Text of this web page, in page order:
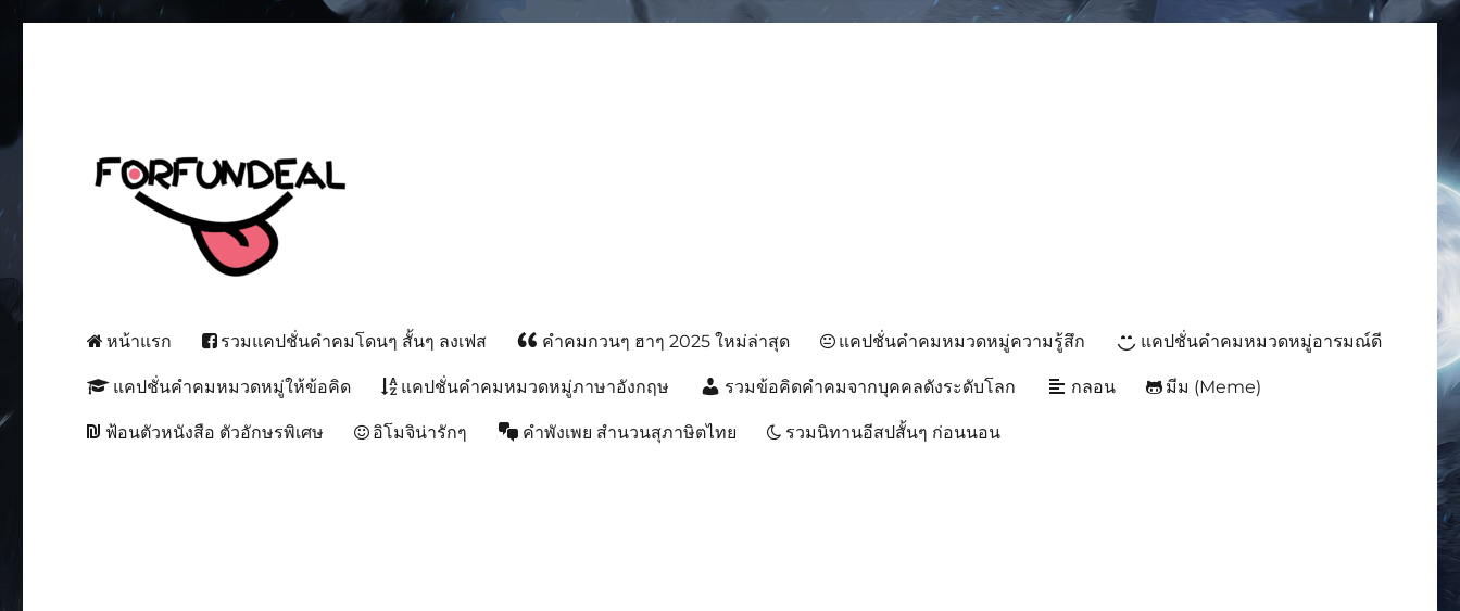
forfundeal | รวมแคปชั่นคำคม, คำพังเพยสำนวนสุภาษิต, กลอน, มีมโดนๆ 2025 ฮาๆ
หน้าแรก รวมแคปชั่นคำคมโดนๆ สั้นๆ ลงเฟส คำคมกวนๆ ฮาๆ 2025 ใหม่ล่าสุด แคปชั่นคำคมหมวดหมู่ความรู้สึก แคปชั่นคำคมหมวดหมู่อารมณ์ดี
แคปชั่นคำคมหมวดหมู่ให้ข้อคิด แคปชั่นคำคมหมวดหมู่ภาษาอังกฤษ รวมข้อคิดคำคมจากบุคคลดังระดับโลก กลอน มีม (Meme)
ฟ้อนตัวหนังสือ ตัวอักษรพิเศษ อิโมจิน่ารักๆ คำพังเพย สำนวนสุภาษิตไทย รวมนิทานอีสปสั้นๆ ก่อนนอน